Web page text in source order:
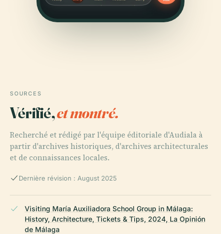
SOURCES
Vérifié,et montré.
Recherché et rédigé par l'équipe éditoriale d'Audiala à
partir d'archives historiques, d'archives architecturales
et de connaissances locales.
Dernière révision : August 2025
Visiting María Auxiliadora School Group in Málaga:
History, Architecture, Tickets & Tips, 2024, La Opinión
de Málaga